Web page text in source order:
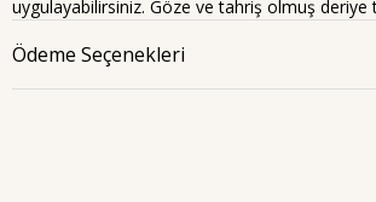
uygulayabilirsiniz. Göze ve tahriş olmuş
Ödeme Seçenekleri